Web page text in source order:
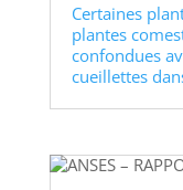
Certaines
plantes
confondues
cueillettes